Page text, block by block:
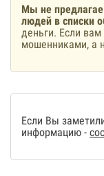
Мы не
людей в списки
деньги. Если
мошенниками, а
Если Вы
информацию -